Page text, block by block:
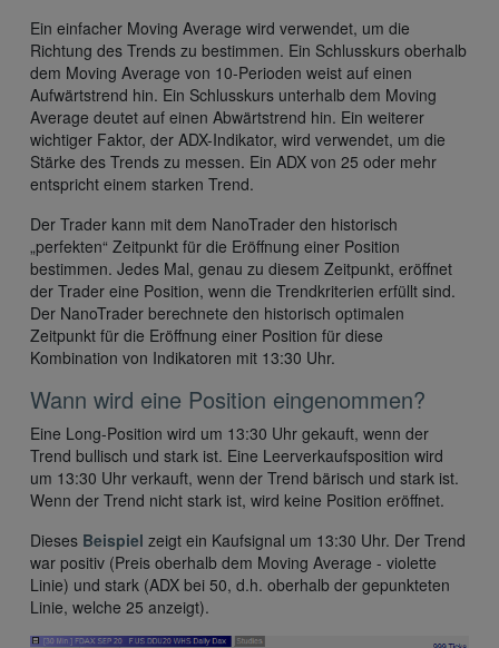
Ein einfacher Moving Average wird verwendet, um die
Richtung des Trends zu bestimmen. Ein Schlusskurs oberhalb
dem Moving Average von 10-Perioden weist auf einen
Aufwärtstrend hin. Ein Schlusskurs unterhalb dem Moving
Average deutet auf einen Abwärtstrend hin. Ein weiterer
wichtiger Faktor, der ADX-Indikator, wird verwendet, um die
Stärke des Trends zu messen. Ein ADX von 25 oder mehr
entspricht einem starken Trend.
Der Trader kann mit dem NanoTrader den historisch
„perfekten“ Zeitpunkt für die Eröffnung einer Position
bestimmen. Jedes Mal, genau zu diesem Zeitpunkt, eröffnet
der Trader eine Position, wenn die Trendkriterien erfüllt sind.
Der NanoTrader berechnete den historisch optimalen
Zeitpunkt für die Eröffnung einer Position für diese
Kombination von Indikatoren mit 13:30 Uhr.
Wann wird eine Position eingenommen?
Eine Long-Position wird um 13:30 Uhr gekauft, wenn der
Trend bullisch und stark ist. Eine Leerverkaufsposition wird
um 13:30 Uhr verkauft, wenn der Trend bärisch und stark ist.
Wenn der Trend nicht stark ist, wird keine Position eröffnet.
Dieses Beispiel zeigt ein Kaufsignal um 13:30 Uhr. Der Trend
war positiv (Preis oberhalb dem Moving Average - violette
Linie) und stark (ADX bei 50, d.h. oberhalb der gepunkteten
Linie, welche 25 anzeigt).